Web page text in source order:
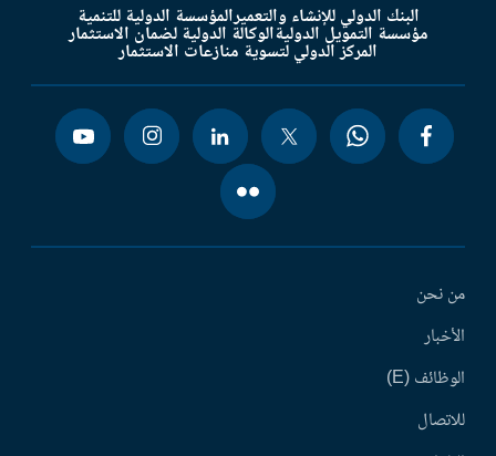
البنك الدولي للإنشاء والتعميرالمؤسسة الدولية للتنمية
مؤسسة التمويل الدوليةالوكالة الدولية لضمان الاستثمار
المركز الدولي لتسوية منازعات الاستثمار
من نحن
الأخبار
الوظائف (E)
للاتصال